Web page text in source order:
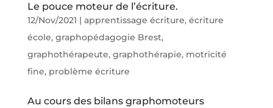
Le pouce moteur de l’écriture.
12/Nov/2021 | apprentissage écriture, écriture
école, graphopédagogie Brest,
graphothérapeute, graphothérapie, motricité
fine, problème écriture
Au cours des bilans graphomoteurs